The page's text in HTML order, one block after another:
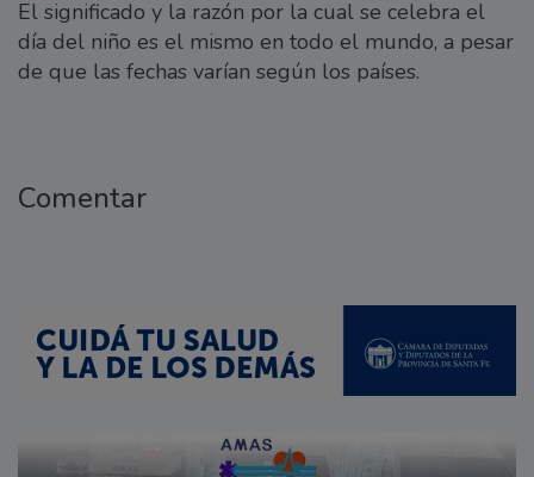
El significado y la razón por la cual se celebra el
día del niño es el mismo en todo el mundo, a pesar
de que las fechas varían según los países.
Comentar